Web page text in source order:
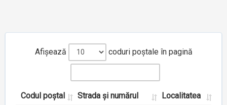
Afișează coduri poștale în pagină
Codul poștal Strada și numărul Localitatea